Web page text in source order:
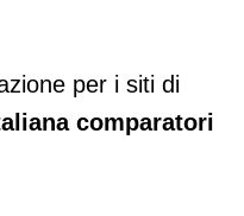
per i siti di
comparatori